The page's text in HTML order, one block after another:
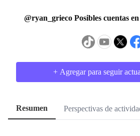
@ryan_grieco Posibles cuentas
+ Agregar para seguir
Resumen Perspectivas de